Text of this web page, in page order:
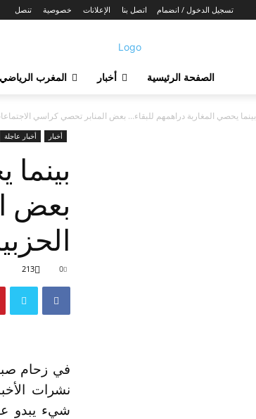
تسجيل الدخول / انضمام تنصل خصوصية الإعلانات اتصل بنا
الصفحة الرئيسية أخبار المغرب الرياضي
بينما يحصي المغاربة دراهمهم للبقاء… بعض المنابر تحصي كراسي
أخبار أخبار عاجلة
بعض
0
213
في زحام
نشرات
شيء يبدو